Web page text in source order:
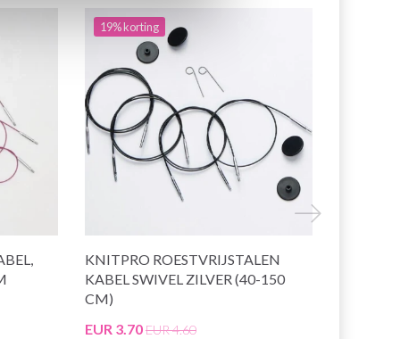
19% korting
KNITPRO ROESTVRIJSTALEN
KABEL SWIVEL ZILVER (40-150
CM)
EUR 3.70EUR 4.60